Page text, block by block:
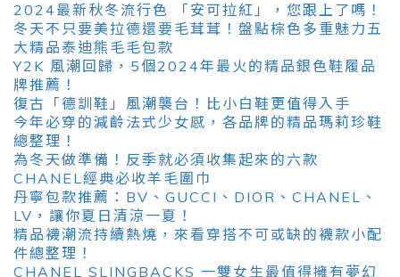
2024最新秋冬流行色 「安可拉紅」，您跟上了嗎！
冬天不只要美拉德還要毛茸茸！盤點棕色多重魅力五
大精品泰迪熊毛毛包款
Y2K 風潮回歸，5個2024年最火的精品銀色鞋履品
牌推薦！
復古「德訓鞋」風潮襲台！比小白鞋更值得入手
今年必穿的減齡法式少女感，各品牌的精品瑪莉珍鞋
總整理！
為冬天做準備！反季就必須收集起來的六款
CHANEL經典必收羊毛圍巾
丹寧包款推薦：BV、GUCCI、DIOR、CHANEL、
LV，讓你夏日清涼一夏！
精品襪潮流持續熱燒，來看穿搭不可或缺的襪款小配
件總整理！
CHANEL SLINGBACKS 一雙女生最值得擁有夢幻